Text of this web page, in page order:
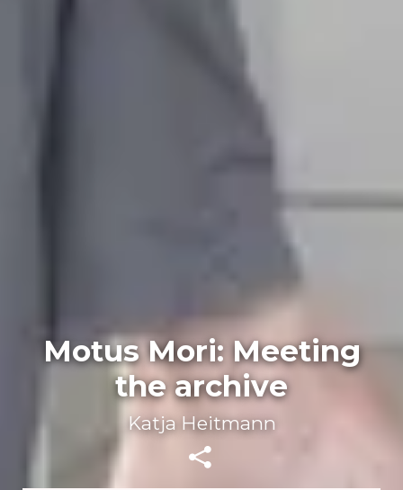
Motus Mori: Meeting
the archive
Katja Heitmann